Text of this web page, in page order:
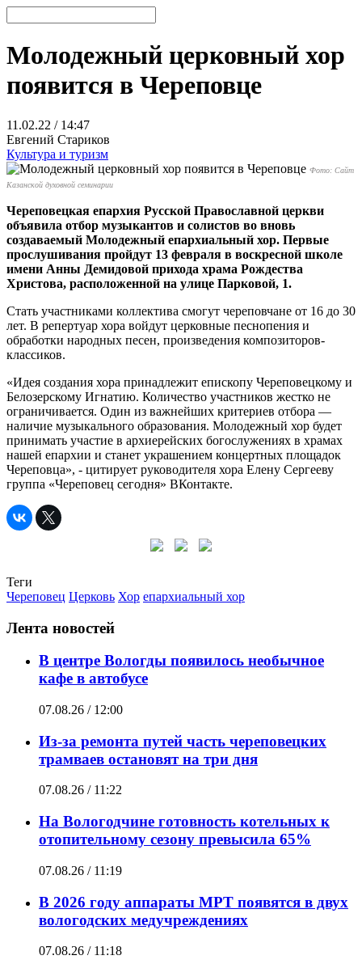
Молодежный церковный хор
появится в Череповце
11.02.22 / 14:47
Евгений Стариков
Культура и туризм
Фото: Сайт
Казанской духовной семинарии
Череповецкая епархия Русской Православной церкви
объявила отбор музыкантов и солистов во вновь
создаваемый Молодежный епархиальный хор. Первые
прослушивания пройдут 13 февраля в воскресной школе
имени Анны Демидовой прихода храма Рождества
Христова, расположенной на улице Парковой, 1.
Стать участниками коллектива смогут череповчане от 16 до 30
лет. В репертуар хора войдут церковные песнопения и
обработки народных песен, произведения композиторов-
классиков.
«Идея создания хора принадлежит епископу Череповецкому и
Белозерскому Игнатию. Количество участников жестко не
ограничивается. Один из важнейших критериев отбора —
наличие музыкального образования. Молодежный хор будет
принимать участие в архиерейских богослужениях в храмах
нашей епархии и станет украшением концертных площадок
Череповца», - цитирует руководителя хора Елену Сергееву
группа «Череповец сегодня» ВКонтакте.
Теги
Череповец Церковь Хор епархиальный хор
Лента новостей
В центре Вологды появилось необычное
кафе в автобусе
07.08.26 / 12:00
Из-за ремонта путей часть череповецких
трамваев остановят на три дня
07.08.26 / 11:22
На Вологодчине готовность котельных к
отопительному сезону превысила 65%
07.08.26 / 11:19
В 2026 году аппараты МРТ появятся в двух
вологодских медучреждениях
07.08.26 / 11:18